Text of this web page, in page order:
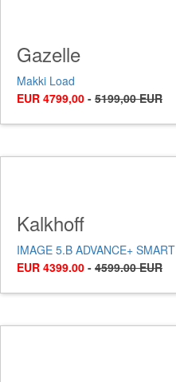
Gazelle
Makki Load
EUR 4799,00 - 5199,00 EUR
Kalkhoff
IMAGE 5.B ADVANCE+ SMART
EUR 4399.00 - 4599.00 EUR